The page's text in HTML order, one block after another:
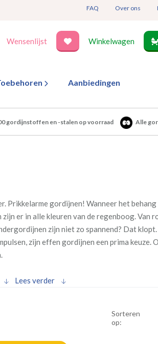
FAQ Over ons
Wensenlijst Winkelwagen
Aanbiedingen
gordijnstoffen en -stalen op voorraad Alle
Prikkelarme gordijnen! Wanneer het
er in alle kleuren van de regenboog. Van
zijn niet zo spannend? Dat klopt.
zijn effen gordijnen een prima keuze.
Lees verder
Sorteren
op: